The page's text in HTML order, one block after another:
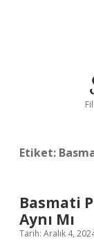
Etiket:
Basmati
Aynı Mı
Tarih: Aralık 4,